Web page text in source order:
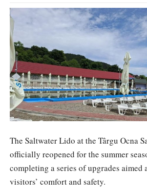
The Saltwater Lido at the Târgu Ocna
officially reopened for the summer
completing a series of upgrades aimed
visitors’ comfort and safety.